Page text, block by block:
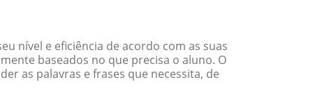
nível e eficiência de acordo com as suas
baseados no que precisa o aluno. O
as palavras e frases que necessita, de